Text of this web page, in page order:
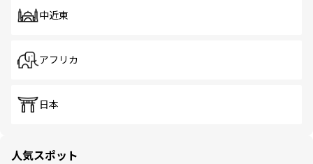
中近東
アフリカ
日本
人気スポット